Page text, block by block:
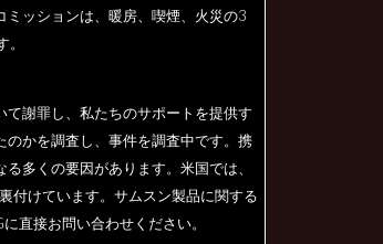
ミッションは、暖房、喫煙、火災の3
て謝罪し、私たちのサポートを提供す
かを調査し、事件を調査中です。携
多くの要因があります。米国では、
付けています。サムスン製品に関する
直接お問い合わせください。